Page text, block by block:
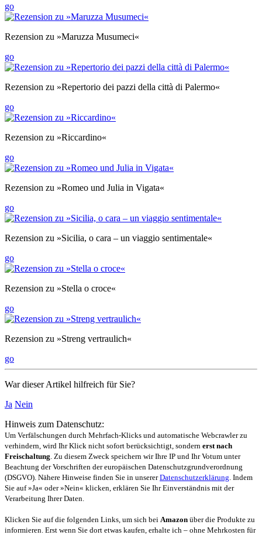
go
Rezension zu »Maruzza Musumeci«
go
Rezension zu »Repertorio dei pazzi della città di Palermo«
go
Rezension zu »Riccardino«
go
Rezension zu »Romeo und Julia in Vigata«
go
Rezension zu »Sicilia, o cara – un viaggio sentimentale«
go
Rezension zu »Stella o croce«
go
Rezension zu »Streng vertraulich«
go
War dieser Artikel hilfreich für Sie?
Ja Nein
Hinweis zum Datenschutz:
Um Verfälschungen durch Mehrfach-Klicks und automatische Webcrawler zu
verhindern, wird Ihr Klick nicht sofort berücksichtigt, sondern erst nach
Freischaltung . Zu diesem Zweck speichern wir Ihre IP und Ihr Votum unter
Beachtung der Vorschriften der europäischen Datenschutzgrundverordnung
(DSGVO). Nähere Hinweise finden Sie in unsererDatenschutzerklärung . Indem
Sie auf »Ja« oder »Nein« klicken, erklären Sie Ihr Einverständnis mit der
Verarbeitung Ihrer Daten.
Klicken Sie auf die folgenden Links, um sich bei Amazon über die Produkte zu
informieren. Erst wenn Sie dort etwas kaufen, erhalte ich – ohne Mehrkosten für